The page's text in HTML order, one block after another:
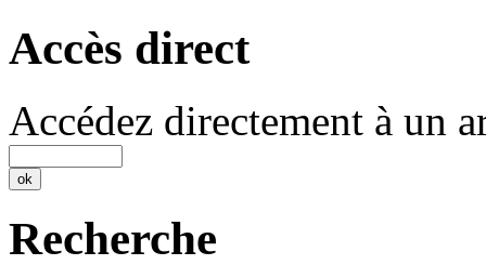
Accès direct
Accédez directement à un
Recherche